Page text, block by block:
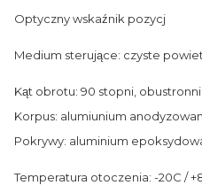
Optyczny wskaźnik pozycj
Medium sterujące: czyste
Kąt obrotu: 90 stopni,
Korpus: alumiunium
Pokrywy: aluminium
Temperatura otoczenia: -20C /